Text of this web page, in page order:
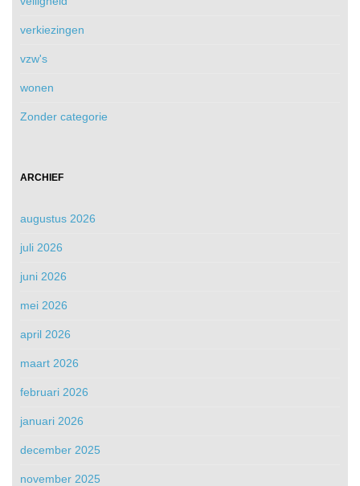
verkiezingen
vzw's
wonen
Zonder categorie
ARCHIEF
augustus 2026
juli 2026
juni 2026
mei 2026
april 2026
maart 2026
februari 2026
januari 2026
december 2025
november 2025